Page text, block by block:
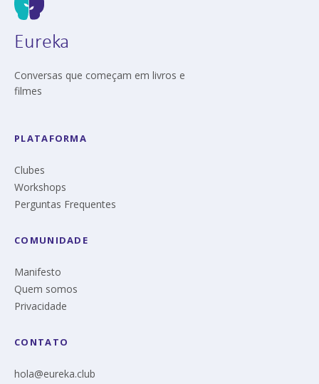
Eureka
Conversas que começam em livros e
filmes
PLATAFORMA
Clubes
Workshops
Perguntas Frequentes
COMUNIDADE
Manifesto
Quem somos
Privacidade
CONTATO
hola@eureka.club